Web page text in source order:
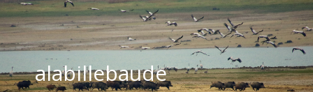
alabillebaude